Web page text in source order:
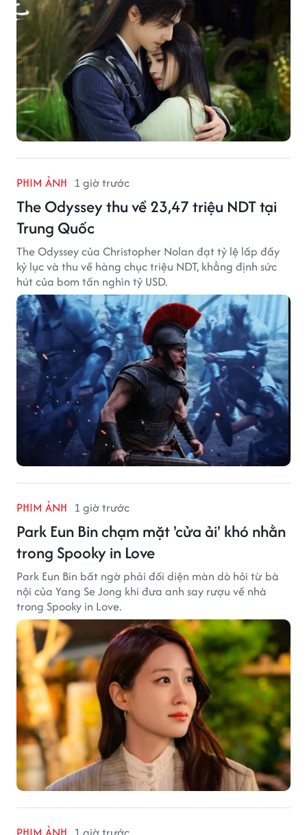
PHIM ẢNH 1 giờ trước
The Odyssey thu về 23,47 triệu NDT tại
Trung Quốc
The Odyssey của Christopher Nolan đạt tỷ lệ lấp đầy
kỷ lục và thu về hàng chục triệu NDT, khẳng định sức
hút của bom tấn nghìn tỷ USD.
PHIM ẢNH 1 giờ trước
Park Eun Bin chạm mặt 'cửa ải' khó nhằn
trong Spooky in Love
Park Eun Bin bất ngờ phải đối diện màn dò hỏi từ bà
nội của Yang Se Jong khi đưa anh say rượu về nhà
trong Spooky in Love.